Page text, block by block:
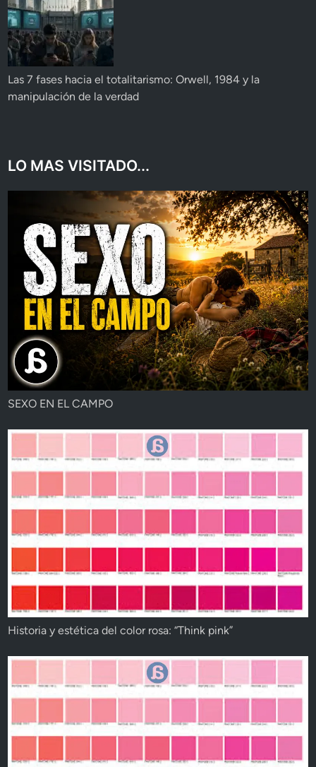
Las 7 fases hacia el totalitarismo: Orwell, 1984 y la
manipulación de la verdad
LO MAS VISITADO...
SEXO EN EL CAMPO
Historia y estética del color rosa: “Think pink”